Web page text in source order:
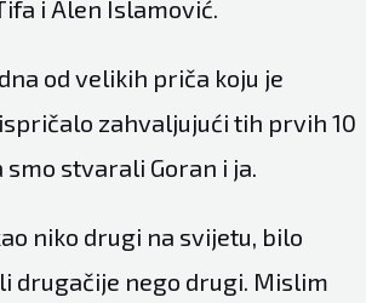
i Alen Islamović.
od velikih priča koju je
zahvaljujući tih prvih 10
smo stvarali Goran i ja.
niko drugi na svijetu, bilo
drugačije nego drugi. Mislim